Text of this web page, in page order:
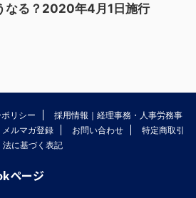
なる？2020年4月1日施行
リシー
採用情報｜経理事務・人事労務事
メルマガ登録 お問い合わせ
特定商取引
法に基づく表記
ページ